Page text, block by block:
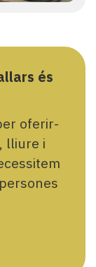
és
oferir-
lliure i